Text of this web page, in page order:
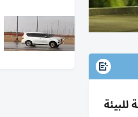
للبيئة